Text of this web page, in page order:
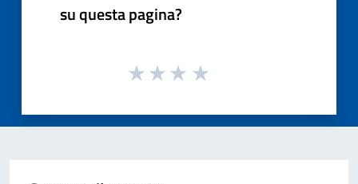
su questa pagina?